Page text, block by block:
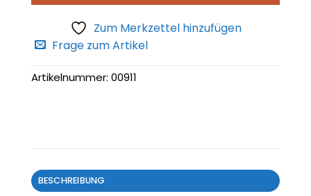
Zum Merkzettel hinzufügen
Frage zum Artikel
Artikelnummer: 00911
BESCHREIBUNG